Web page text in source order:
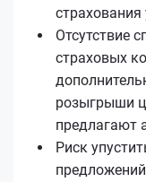
Отсутствие
страховых
розыгрыши
предлагают
Риск